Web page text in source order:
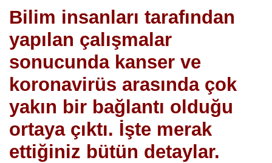
Bilim insanları tarafından
yapılan çalışmalar
sonucunda kanser ve
koronavirüs arasında çok
yakın bir bağlantı olduğu
ortaya çıktı. İşte merak
ettiğiniz bütün detaylar.